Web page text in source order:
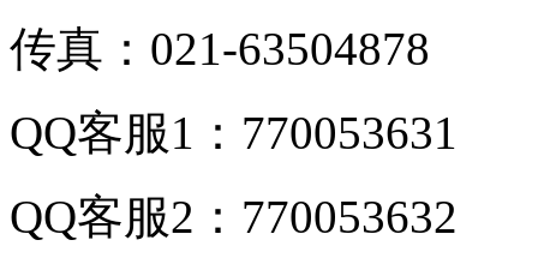
传真：021-63504878
QQ客服1：770053631
QQ客服2：770053632